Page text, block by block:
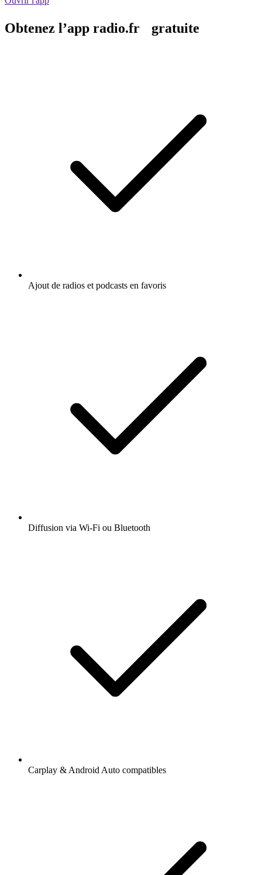
Obtenez l’app radio.fr gratuite
Ajout de radios et podcasts en favoris
Diffusion via Wi-Fi ou Bluetooth
Carplay & Android Auto compatibles